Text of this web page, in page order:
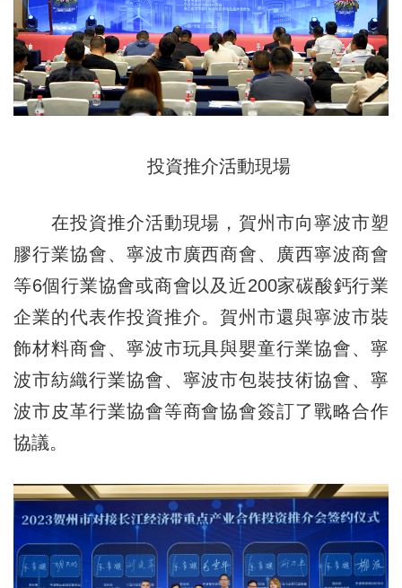
投資推介活動現場
在投資推介活動現場，賀州市向寧波市塑
膠行業協會、寧波市廣西商會、廣西寧波商會
等6個行業協會或商會以及近200家碳酸鈣行業
企業的代表作投資推介。賀州市還與寧波市裝
飾材料商會、寧波市玩具與嬰童行業協會、寧
波市紡織行業協會、寧波市包裝技術協會、寧
波市皮革行業協會等商會協會簽訂了戰略合作
協議。